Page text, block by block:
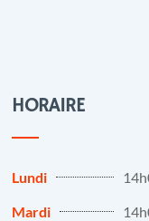
HORAIRE
Lundi
Mardi